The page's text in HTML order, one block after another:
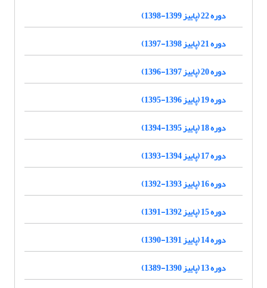
دوره 22 (پاییز 1399-1398)
دوره 21 (پاییز 1398-1397)
دوره 20 (پاییز 1397-1396)
دوره 19 (پاییز 1396-1395)
دوره 18 (پاییز 1395-1394)
دوره 17 (پاییز 1394-1393)
دوره 16 (پاییز 1393-1392)
دوره 15 (پاییز 1392-1391)
دوره 14 (پاییز 1391-1390)
دوره 13 (پاییز 1390-1389)